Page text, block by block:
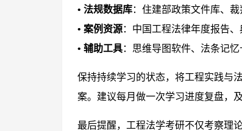
• 法规数据库：住建部政策文件库、裁
• 案例资源：中国工程法律年度报告
• 辅助工具：思维导图软件、法条记忆
保持持续学习的状态，将工程实践与
案。建议每月做一次学习进度复盘，
最后提醒，工程法学考研不仅考察理